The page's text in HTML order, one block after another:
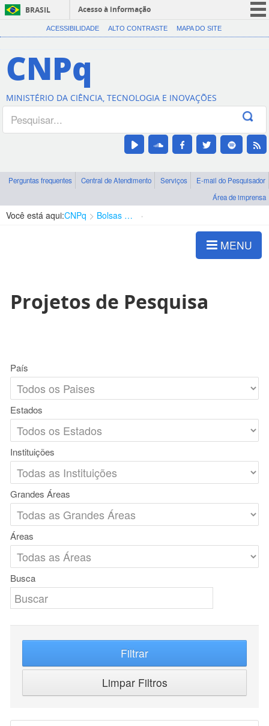
BRASIL
Acesso à informação
CORONAVÍRUS (COVID-19)
Canais
ACESSIBILIDADE ALTO CONTRASTE MAPA DO SITE
CNPq
MINISTÉRIO DA CIÊNCIA, TECNOLOGIA E INOVAÇÕES
Perguntas frequentes Central de Atendimento Serviços
E-mail do Pesquisador
Área de imprensa
Você está aqui:CNPq Bolsas e Auxílios Vigentes
MENU
Projetos de Pesquisa
País
Estados
Instituições
Grandes Áreas
Áreas
Busca
Filtrar
Limpar Filtros